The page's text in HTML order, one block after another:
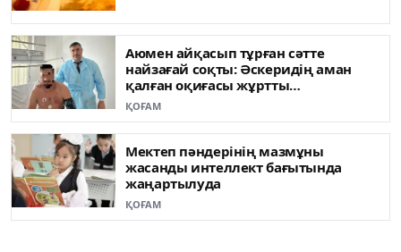
Аюмен айқасып тұрған сәтте
найзағай соқты: Әскеридің аман
қалған оқиғасы жұртты
таңғалдырды
ҚОҒАМ
Мектеп пәндерінің мазмұны
жасанды интеллект бағытында
жаңартылуда
ҚОҒАМ